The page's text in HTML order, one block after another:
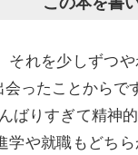
それを少しずつ
ったことからで
ばりすぎて精神
や就職もどち